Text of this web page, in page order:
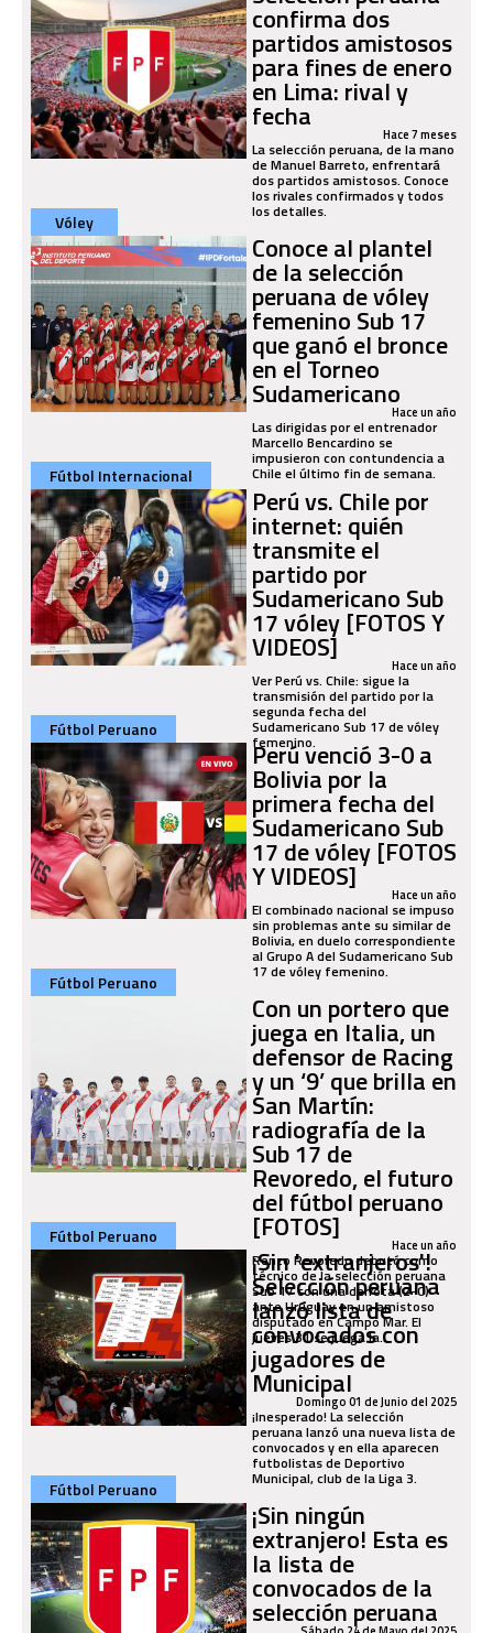
confirma dos
partidos amistosos
para fines de enero
en Lima: rival y
fecha Hace 7 meses
La selección peruana, de la mano
de Manuel Barreto, enfrentará
dos partidos amistosos. Conoce
los rivales confirmados y todos
los detalles.
Vóley
Conoce al plantel
de la selección
peruana de vóley
femenino Sub 17
que ganó el bronce
en el Torneo
SudamericanoHace un año
Las dirigidas por el entrenador
Marcello Bencardino se
impusieron con contundencia a
Chile el último fin de semana.
Fútbol Internacional
Perú vs. Chile por
internet: quién
transmite el
partido por
Sudamericano Sub
17 vóley [FOTOS Y
VIDEOS] Hace un año
Ver Perú vs. Chile: sigue la
transmisión del partido por la
segunda fecha del
Sudamericano Sub 17 de vóley
femenino.
Fútbol Peruano
Perú venció 3-0 a
Bolivia por la
primera fecha del
Sudamericano Sub
17 de vóley [FOTOS
Y VIDEOS] Hace un año
El combinado nacional se impuso
sin problemas ante su similar de
Bolivia, en duelo correspondiente
al Grupo A del Sudamericano Sub
17 de vóley femenino.
Fútbol Peruano
Con un portero que
juega en Italia, un
defensor de Racing
y un ‘9’ que brilla en
San Martín:
radiografía de la
Sub 17 de
Revoredo, el futuro
del fútbol peruano
[FOTOS] Hace un año
Renzo Revoredo debutó como
técnico de la selección peruana
Sub 17 con una derrota (2-0)
ante Uruguay en un amistoso
disputado en Campo Mar. El
jueves 31 se juega la...
Fútbol Peruano
¡Sin 'extranjeros'!
Selección peruana
lanzó lista de
convocados con
jugadores de
Municipal
Domingo 01 de Junio del 2025
¡Inesperado! La selección
peruana lanzó una nueva lista de
convocados y en ella aparecen
futbolistas de Deportivo
Municipal, club de la Liga 3.
Fútbol Peruano
¡Sin ningún
extranjero! Esta es
la lista de
convocados de la
selección peruana